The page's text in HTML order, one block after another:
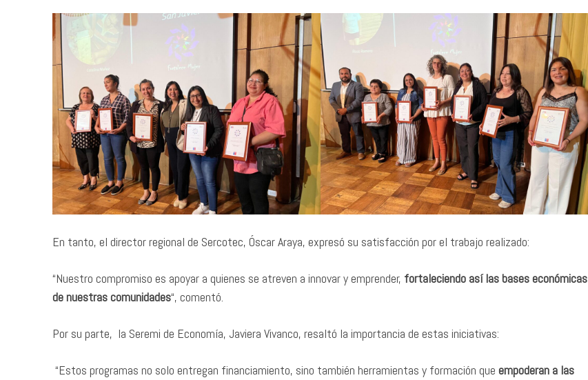
En tanto, el director regional de Sercotec, Óscar Araya, expresó su satisfacción por el trabajo realizado:
“Nuestro compromiso es apoyar a quienes se atreven a innovar y emprender, fortaleciendo así las bases económicas
de nuestras comunidades“, comentó.
Por su parte, la Seremi de Economía, Javiera Vivanco, resaltó la importancia de estas iniciativas:
“Estos programas no solo entregan financiamiento, sino también herramientas y formación que empoderan a las